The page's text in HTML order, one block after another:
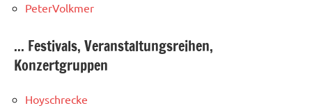
PeterVolkmer
... Festivals, Veranstaltungsreihen,
Konzertgruppen
Hoyschrecke